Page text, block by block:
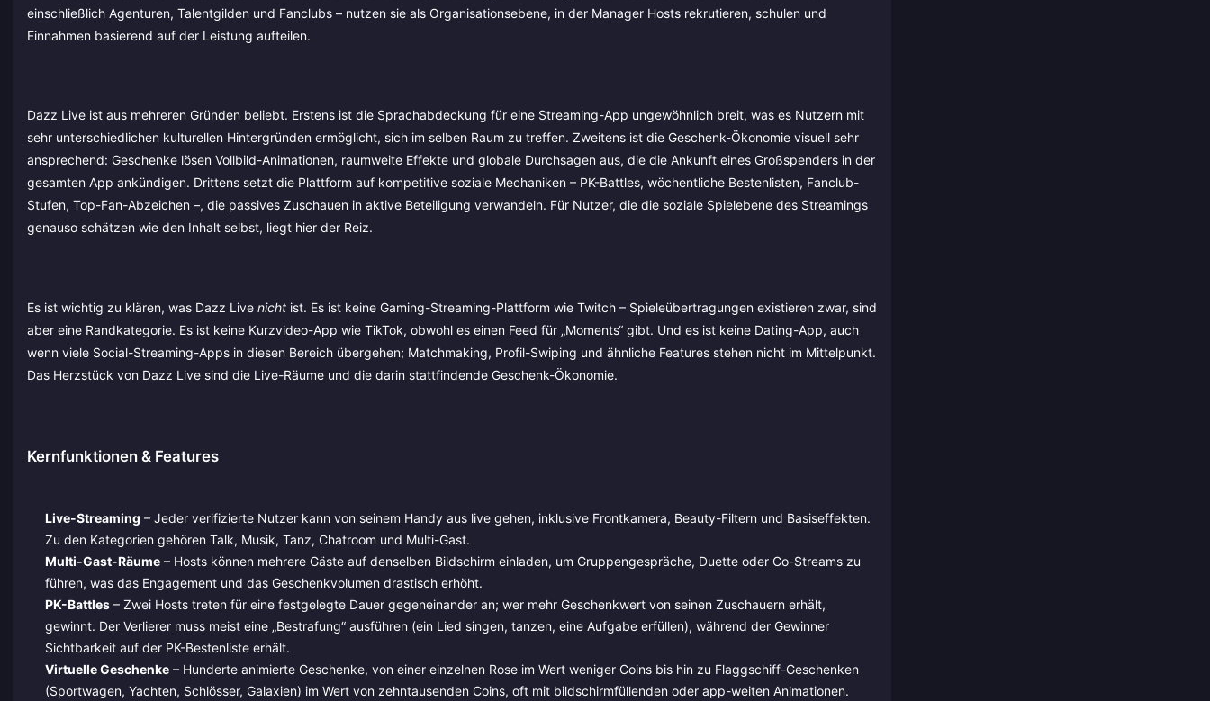
einschließlich Agenturen, Talentgilden und Fanclubs – nutzen sie als Organisationsebene, in der Manager Hosts rekrutieren, schulen und
Einnahmen basierend auf der Leistung aufteilen.
Dazz Live ist aus mehreren Gründen beliebt. Erstens ist die Sprachabdeckung für eine Streaming-App ungewöhnlich breit, was es Nutzern mit
sehr unterschiedlichen kulturellen Hintergründen ermöglicht, sich im selben Raum zu treffen. Zweitens ist die Geschenk-Ökonomie visuell sehr
ansprechend: Geschenke lösen Vollbild-Animationen, raumweite Effekte und globale Durchsagen aus, die die Ankunft eines Großspenders in der
gesamten App ankündigen. Drittens setzt die Plattform auf kompetitive soziale Mechaniken – PK-Battles, wöchentliche Bestenlisten, Fanclub-
Stufen, Top-Fan-Abzeichen –, die passives Zuschauen in aktive Beteiligung verwandeln. Für Nutzer, die die soziale Spielebene des Streamings
genauso schätzen wie den Inhalt selbst, liegt hier der Reiz.
Es ist wichtig zu klären, was Dazz Live nicht ist. Es ist keine Gaming-Streaming-Plattform wie Twitch – Spieleübertragungen existieren zwar, sind
aber eine Randkategorie. Es ist keine Kurzvideo-App wie TikTok, obwohl es einen Feed für „Moments“ gibt. Und es ist keine Dating-App, auch
wenn viele Social-Streaming-Apps in diesen Bereich übergehen; Matchmaking, Profil-Swiping und ähnliche Features stehen nicht im Mittelpunkt.
Das Herzstück von Dazz Live sind die Live-Räume und die darin stattfindende Geschenk-Ökonomie.
Kernfunktionen & Features
Live-Streaming – Jeder verifizierte Nutzer kann von seinem Handy aus live gehen, inklusive Frontkamera, Beauty-Filtern und Basiseffekten.
Zu den Kategorien gehören Talk, Musik, Tanz, Chatroom und Multi-Gast.
Multi-Gast-Räume– Hosts können mehrere Gäste auf denselben Bildschirm einladen, um Gruppengespräche, Duette oder Co-Streams zu
führen, was das Engagement und das Geschenkvolumen drastisch erhöht.
PK-Battles– Zwei Hosts treten für eine festgelegte Dauer gegeneinander an; wer mehr Geschenkwert von seinen Zuschauern erhält,
gewinnt. Der Verlierer muss meist eine „Bestrafung“ ausführen (ein Lied singen, tanzen, eine Aufgabe erfüllen), während der Gewinner
Sichtbarkeit auf der PK-Bestenliste erhält.
Virtuelle Geschenke– Hunderte animierte Geschenke, von einer einzelnen Rose im Wert weniger Coins bis hin zu Flaggschiff-Geschenken
(Sportwagen, Yachten, Schlösser, Galaxien) im Wert von zehntausenden Coins, oft mit bildschirmfüllenden oder app-weiten Animationen.